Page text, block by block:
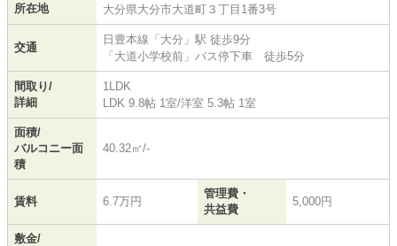
所在地 大分県大分市大道町 ３丁目1番3号
交通
日豊本線 「 大分 」駅 徒歩9分
「大道小学校前」バス停下車 徒歩5分
間取り/
詳細
1LDK
LDK 9.8帖 1室/洋室 5.3帖 1室
面積/
バルコニー面
積
40.32㎡/-
賃料 6.7万円
管理費・
共益費
5,000円
敷金/